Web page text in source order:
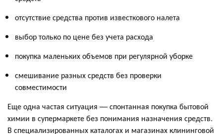
отсутствие средства против известкового налета
выбор только по цене без учета расхода
покупка маленьких объемов при регулярной уборке
смешивание разных средств без проверки
совместимости
Еще одна частая ситуация — спонтанная покупка бытовой
химии в супермаркете без понимания назначения средств.
В специализированных каталогах и магазинах клининговой